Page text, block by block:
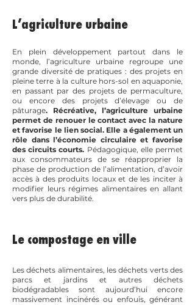
L’agriculture urbaine
En plein développement partout dans le
monde, l’agriculture urbaine regroupe une
grande diversité de pratiques : des projets en
pleine terre à la culture hors-sol en aquaponie,
en passant par des projets de permaculture,
ou encore des projets d’élevage ou de
pâturage. Récréative, l’agriculture urbaine
permet de renouer le contact avec la nature
et favorise le lien social. Elle a également un
rôle dans l’économie circulaire et favorise
des circuits courts. Pédagogique, elle permet
aux consommateurs de se réapproprier la
phase de production de l’alimentation, d’avoir
accès à des produits locaux et de les inciter à
modifier leurs régimes alimentaires en allant
vers plus de durabilité.
Le compostage en ville
Les déchets alimentaires, les déchets verts des
parcs et jardins et autres déchets
biodégradables sont aujourd’hui encore
massivement incinérés ou enfouis, générant